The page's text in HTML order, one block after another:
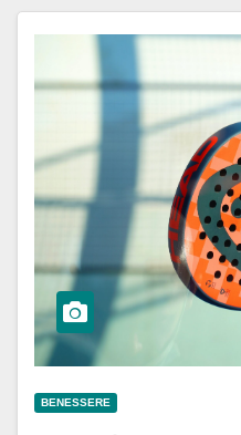
BENESSERE